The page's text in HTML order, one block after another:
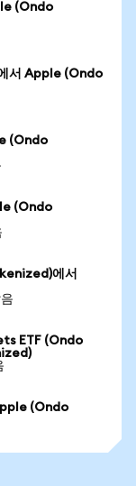
(Ondo
서 Apple (Ondo
(Ondo
(Ondo
에서
ETF (Ondo
(Ondo